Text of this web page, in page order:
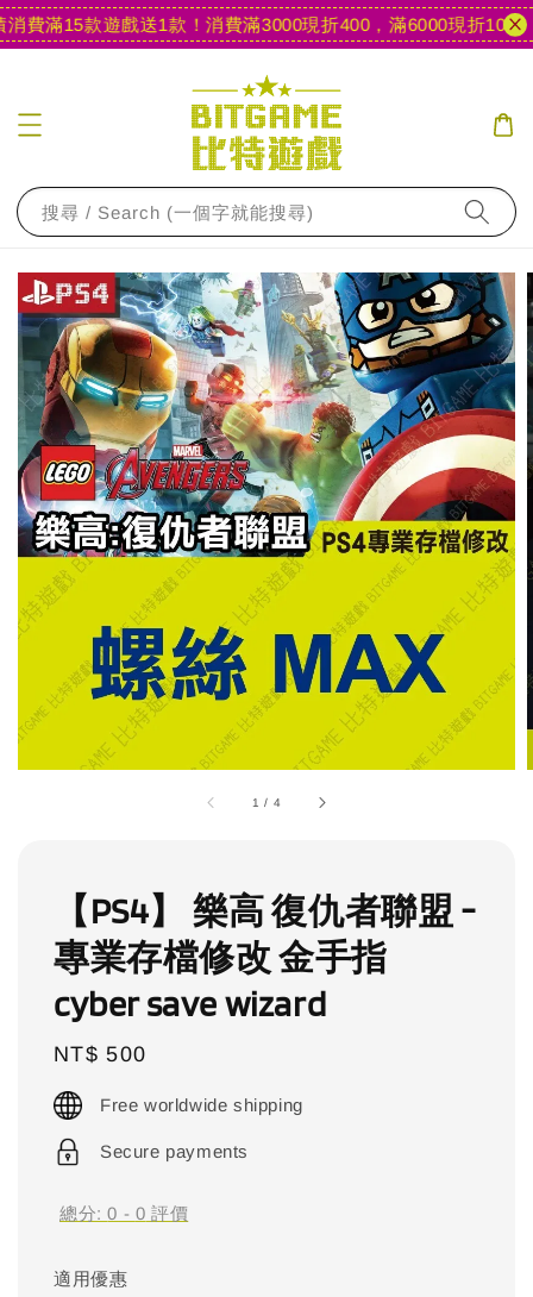
費滿15款遊戲送1款！ 消費滿3000現折400，滿6000現折1000【
搜尋 / Search (一個字就能搜尋)
1 / 4
【PS4】 樂高 復仇者聯盟 -
專業存檔修改 金手指
cyber save wizard
Regular
price
NT$ 500
Free worldwide shipping
Secure payments
總分:0 - 0 評價
適用優惠